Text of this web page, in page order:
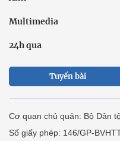
Multimedia
24h qua
Tuyến bài
Cơ quan chủ quản: Bộ Dân
Số giấy phép: 146/GP-